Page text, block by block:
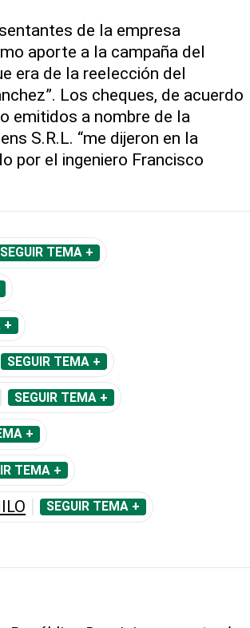
de la empresa
aporte a la campaña del
era de la reelección del
Los cheques, de acuerdo
emitidos a nombre de la
S.R.L. “me dijeron en la
por el ingeniero Francisco
SEGUIR TEMA +
+
SEGUIR TEMA +
SEGUIR TEMA +
+
TEMA +
SEGUIR TEMA +